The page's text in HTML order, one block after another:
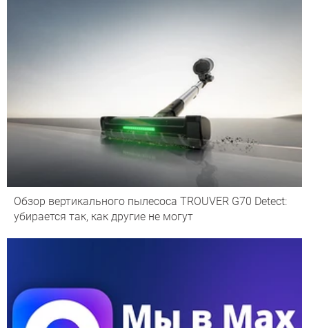
Обзор вертикального пылесоса TROUVER G70 Detect:
убирается так, как другие не могут